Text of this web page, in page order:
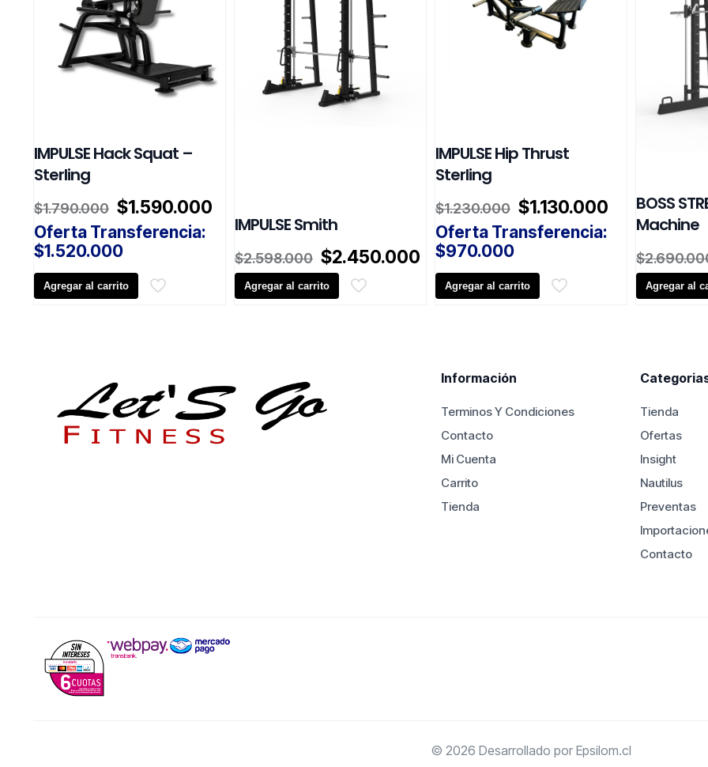
IMPULSE Hack Squat –
Sterling
$1.790.000 El
precio
original
era:
$1.790.000.
$1.590.000
precio
es:
$1.590.000.
Oferta Transferencia:
$1.520.000
Agregar al carrito
IMPULSE Smith
$2.598.000 El
precio
original
$2.450.000
precio
actual
Agregar al carrito
IMPULSE Hip Thrust
Sterling
$1.230.000 El
precio
original
$1.230.000.
$1.130.000
precio
$1.130.000.
Oferta Transferencia:
$970.000
Agregar al carrito
BOSS
Machine
$
Agregar al
Información
Terminos Y Condiciones
Contacto
Mi Cuenta
Carrito
Tienda
Tienda
Ofertas
Insight
Nautilus
Preventas
Contacto
© 2026 Desarrollado por Epsilom.cl